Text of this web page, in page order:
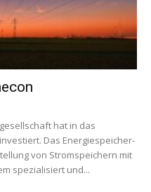
hat in das
Das Energiespeicher-
von Stromspeichern mit
spezialisiert und...